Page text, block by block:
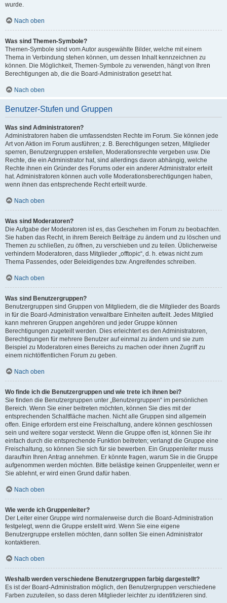
wurde.
Nach oben
Was sind Themen-Symbole?
Themen-Symbole sind vom Autor ausgewählte Bilder, welche mit einem
Thema in Verbindung stehen können, um dessen Inhalt kennzeichnen zu
können. Die Möglichkeit, Themen-Symbole zu verwenden, hängt von Ihren
Berechtigungen ab, die die Board-Administration gesetzt hat.
Nach oben
Benutzer-Stufen und Gruppen
Was sind Administratoren?
Administratoren haben die umfassendsten Rechte im Forum. Sie können jede
Art von Aktion im Forum ausführen; z. B. Berechtigungen setzen, Mitglieder
sperren, Benutzergruppen erstellen, Moderationsrechte vergeben usw. Die
Rechte, die ein Administrator hat, sind allerdings davon abhängig, welche
Rechte ihnen ein Gründer des Forums oder ein anderer Administrator erteilt
hat. Administratoren können auch volle Moderationsberechtigungen haben,
wenn ihnen das entsprechende Recht erteilt wurde.
Nach oben
Was sind Moderatoren?
Die Aufgabe der Moderatoren ist es, das Geschehen im Forum zu beobachten.
Sie haben das Recht, in ihrem Bereich Beiträge zu ändern und zu löschen und
Themen zu schließen, zu öffnen, zu verschieben und zu teilen. Üblicherweise
verhindern Moderatoren, dass Mitglieder „offtopic“, d. h. etwas nicht zum
Thema Passendes, oder Beleidigendes bzw. Angreifendes schreiben.
Nach oben
Was sind Benutzergruppen?
Benutzergruppen sind Gruppen von Mitgliedern, die die Mitglieder des Boards
in für die Board-Administration verwaltbare Einheiten aufteilt. Jedes Mitglied
kann mehreren Gruppen angehören und jeder Gruppe können
Berechtigungen zugeteilt werden. Dies erleichtert es den Administratoren,
Berechtigungen für mehrere Benutzer auf einmal zu ändern und sie zum
Beispiel zu Moderatoren eines Bereichs zu machen oder ihnen Zugriff zu
einem nichtöffentlichen Forum zu geben.
Nach oben
Wo finde ich die Benutzergruppen und wie trete ich ihnen bei?
Sie finden die Benutzergruppen unter „Benutzergruppen“ im persönlichen
Bereich. Wenn Sie einer beitreten möchten, können Sie dies mit der
entsprechenden Schaltfläche machen. Nicht alle Gruppen sind allgemein
offen. Einige erfordern erst eine Freischaltung, andere können geschlossen
sein und weitere sogar versteckt. Wenn die Gruppe offen ist, können Sie ihr
einfach durch die entsprechende Funktion beitreten; verlangt die Gruppe eine
Freischaltung, so können Sie sich für sie bewerben. Ein Gruppenleiter muss
daraufhin Ihren Antrag annehmen. Er könnte fragen, warum Sie in die Gruppe
aufgenommen werden möchten. Bitte belästige keinen Gruppenleiter, wenn er
Sie ablehnt, er wird einen Grund dafür haben.
Nach oben
Wie werde ich Gruppenleiter?
Der Leiter einer Gruppe wird normalerweise durch die Board-Administration
festgelegt, wenn die Gruppe erstellt wird. Wenn Sie eine eigene
Benutzergruppe erstellen möchten, dann sollten Sie einen Administrator
kontaktieren.
Nach oben
Weshalb werden verschiedene Benutzergruppen farbig dargestellt?
Es ist der Board-Administration möglich, den Benutzergruppen verschiedene
Farben zuzuteilen, so dass deren Mitglieder leichter zu identifizieren sind.